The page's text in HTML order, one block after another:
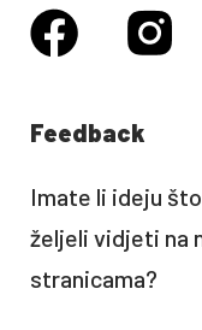
Feedback
Imate li ideju
željeli vidjeti na
stranicama?